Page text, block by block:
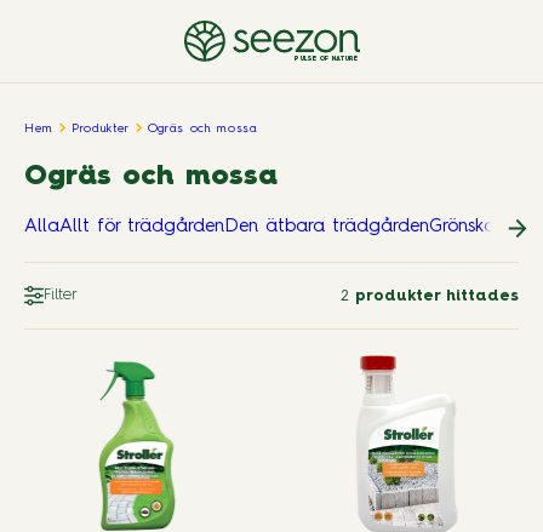
PULSE OF NATURE
Hem Produkter Ogräs och mossa
Ogräs och mossa
AllaAllt för trädgårdenDen ätbara trädgårdenGrönskande
Filter 2 produkter hittades